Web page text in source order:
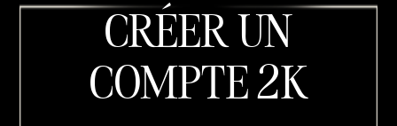
CRÉER UN
COMPTE 2K